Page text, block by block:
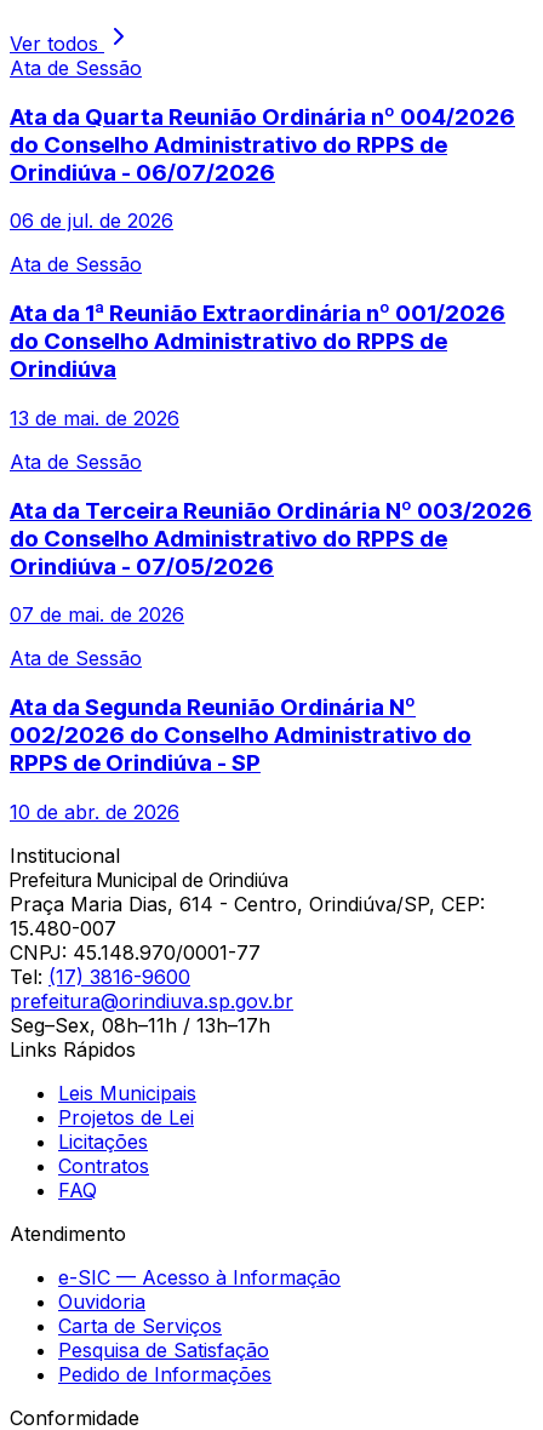
Ver todos
Ata de Sessão
Ata da Quarta Reunião Ordinária nº 004/2026
do Conselho Administrativo do RPPS de
Orindiúva - 06/07/2026
06 de jul. de 2026
Ata de Sessão
Ata da 1ª Reunião Extraordinária nº 001/2026
do Conselho Administrativo do RPPS de
Orindiúva
13 de mai. de 2026
Ata de Sessão
Ata da Terceira Reunião Ordinária Nº 003/2026
do Conselho Administrativo do RPPS de
Orindiúva - 07/05/2026
07 de mai. de 2026
Ata de Sessão
Ata da Segunda Reunião Ordinária Nº
002/2026 do Conselho Administrativo do
RPPS de Orindiúva - SP
10 de abr. de 2026
Institucional
Prefeitura Municipal de Orindiúva
Praça Maria Dias, 614 - Centro, Orindiúva/SP, CEP:
15.480-007
CNPJ: 45.148.970/0001-77
Tel: (17) 3816-9600
prefeitura@orindiuva.sp.gov.br
Seg–Sex, 08h–11h / 13h–17h
Links Rápidos
Leis Municipais
Projetos de Lei
Licitações
Contratos
FAQ
Atendimento
e-SIC — Acesso à Informação
Ouvidoria
Carta de Serviços
Pesquisa de Satisfação
Pedido de Informações
Conformidade